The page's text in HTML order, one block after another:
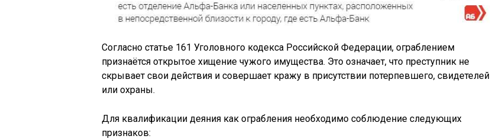
Согласно статье 161 Уголовного кодекса Российской Федерации, ограблением
признаётся открытое хищение чужого имущества. Это означает, что преступник не
скрывает свои действия и совершает кражу в присутствии потерпевшего, свидетелей
или охраны.
Для квалификации деяния как ограбления необходимо соблюдение следующих
признаков: